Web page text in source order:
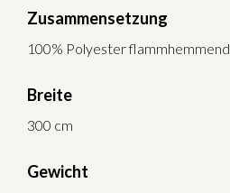
Zusammensetzung
100% Polyester flammhemmend
Breite
300 cm
Gewicht